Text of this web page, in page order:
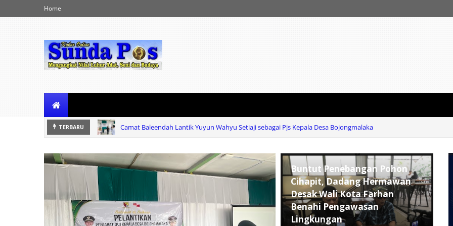
Home
TERBARU
Buntut Penebangan Pohon Cihapit, Dadang Hermawan Desak Wali Kota Farhan Benahi Pengawasan Lingkungan
Buntut Penebangan Pohon
Cihapit, Dadang Hermawan
Desak Wali Kota Farhan
Benahi Pengawasan
Lingkungan